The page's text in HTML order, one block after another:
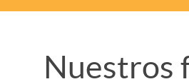
Nuestros